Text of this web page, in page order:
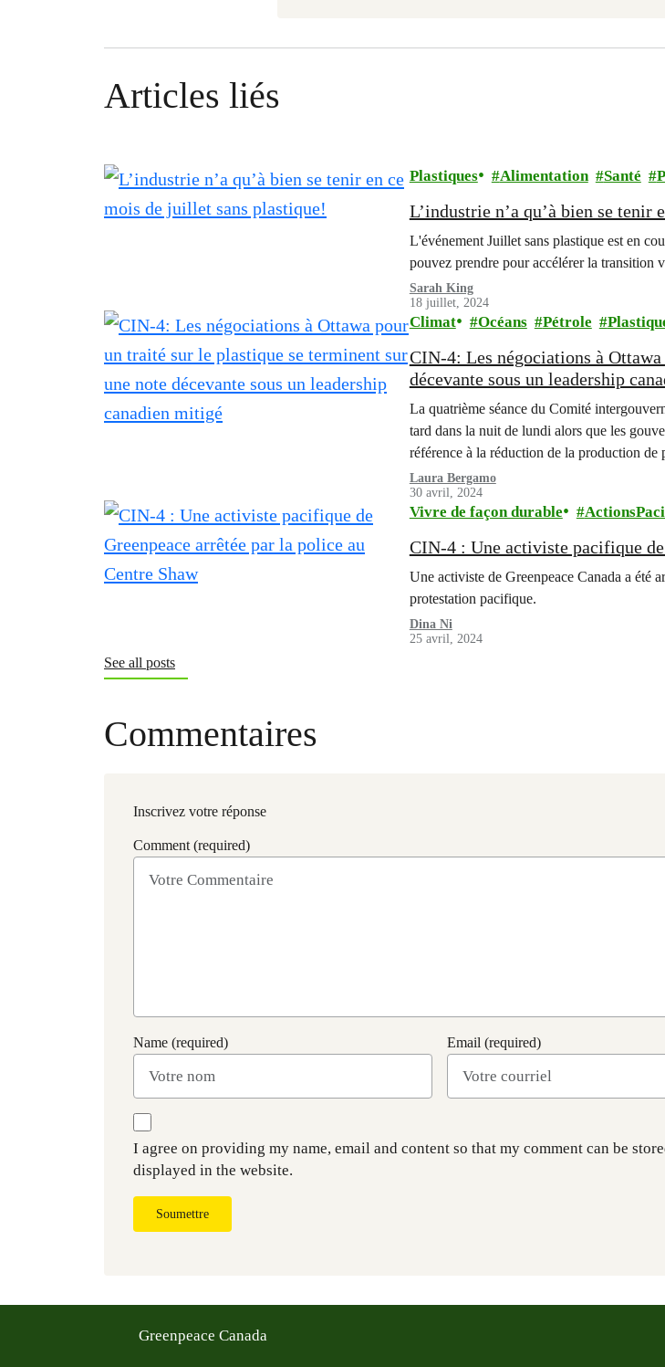
Articles liés
Plastiques Alimentation Santé
L’industrie n’a qu’à bien se
L'événement Juillet sans plastique est en
pouvez prendre pour accélérer la transition
Sarah King
18 juillet, 2024
Climat Océans Pétrole
CIN-4: Les négociations à
décevante sous un leadership
La quatrième séance du Comité
tard dans la nuit de lundi alors que les
référence à la réduction de la production
Laura Bergamo
30 avril, 2024
Vivre de façon durable
CIN-4 : Une activiste pacifique
Une activiste de Greenpeace Canada a été
protestation pacifique.
Dina Ni
25 avril, 2024
See all posts
Commentaires
Inscrivez votre réponse
Comment (required)
Name (required) Email (required)
I agree on providing my name, email and content so that my comment can be
displayed in the website.
Soumettre
Greenpeace Canada